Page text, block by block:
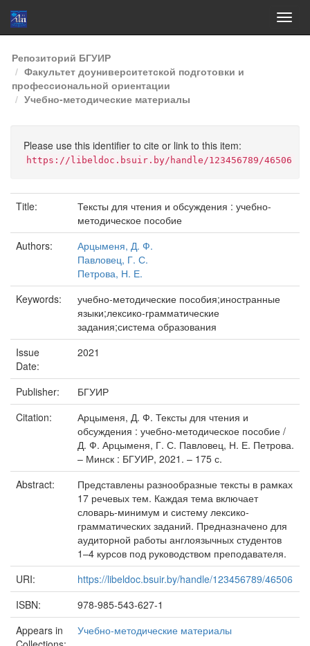
Skip
navigation
Репозиторий БГУИР
Факультет доуниверситетской подготовки и
профессиональной ориентации
Учебно-методические материалы
Please use this identifier to cite or link to this item:
https://libeldoc.bsuir.by/handle/123456789/46506
Title:
Тексты для чтения и обсуждения : учебно-
методическое пособие
Authors:
Арцыменя, Д. Ф.
Павловец, Г. С.
Петрова, Н. Е.
Keywords:
учебно-методические пособия;иностранные
языки;лексико-грамматические
задания;система образования
Issue
Date:
2021
Publisher:
БГУИР
Citation:
Арцыменя, Д. Ф. Тексты для чтения и
обсуждения : учебно-методическое пособие /
Д. Ф. Арцыменя, Г. С. Павловец, Н. Е. Петрова.
– Минск : БГУИР, 2021. – 175 с.
Abstract:
Представлены разнообразные тексты в рамках
17 речевых тем. Каждая тема включает
словарь-минимум и систему лексико-
грамматических заданий. Предназначено для
аудиторной работы англоязычных студентов
1–4 курсов под руководством преподавателя.
URI:
https://libeldoc.bsuir.by/handle/123456789/46506
ISBN:
978-985-543-627-1
Appears in
Учебно-методические материалы